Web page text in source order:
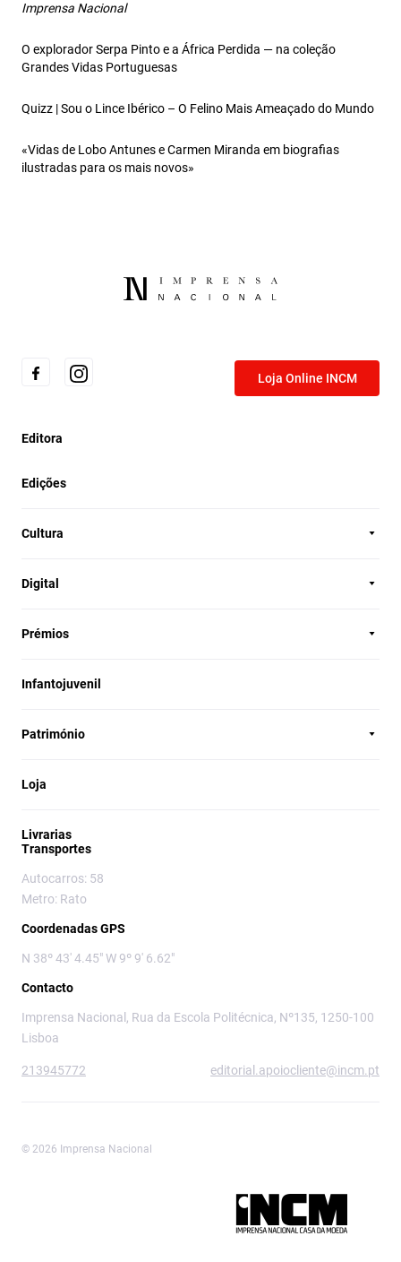
Imprensa Nacional
O explorador Serpa Pinto e a África Perdida — na coleção
Grandes Vidas Portuguesas
Quizz | Sou o Lince Ibérico – O Felino Mais Ameaçado do Mundo
«Vidas de Lobo Antunes e Carmen Miranda em biografias
ilustradas para os mais novos»
Loja Online INCM
Editora
Edições
Cultura
Digital
Prémios
Infantojuvenil
Património
Loja
Livrarias
Transportes
Autocarros: 58
Metro: Rato
Coordenadas GPS
N 38º 43' 4.45" W 9º 9' 6.62"
Contacto
Imprensa Nacional, Rua da Escola Politécnica, Nº135, 1250-100
Lisboa
213945772 editorial.apoiocliente@incm.pt
© 2026 Imprensa Nacional